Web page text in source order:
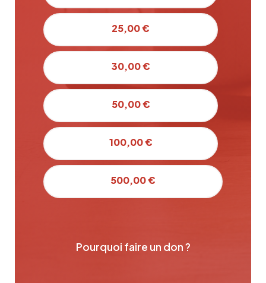
25,00 €
30,00 €
50,00 €
100,00 €
500,00 €
Pourquoi faire un don ?